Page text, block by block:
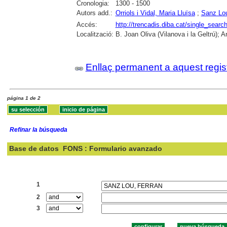
Cronologia:
1300 - 1500
Autors add.: Orriols i Vidal, Maria Lluïsa; Sanz
Accés:
http://trencadis.diba.cat/
Localització: B. Joan Oliva (Vilanova i la Geltrú);
Enllaç permanent a aquest
página 1 de 2
Refinar la búsqueda
Base de datos FONS : Formulario avanzado
1
2
3